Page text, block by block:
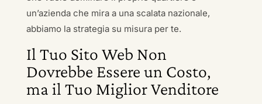
un’azienda che mira a una scalata nazionale,
abbiamo la strategia su misura per te.
Il Tuo Sito Web Non
Dovrebbe Essere un Costo,
ma il Tuo Miglior Venditore